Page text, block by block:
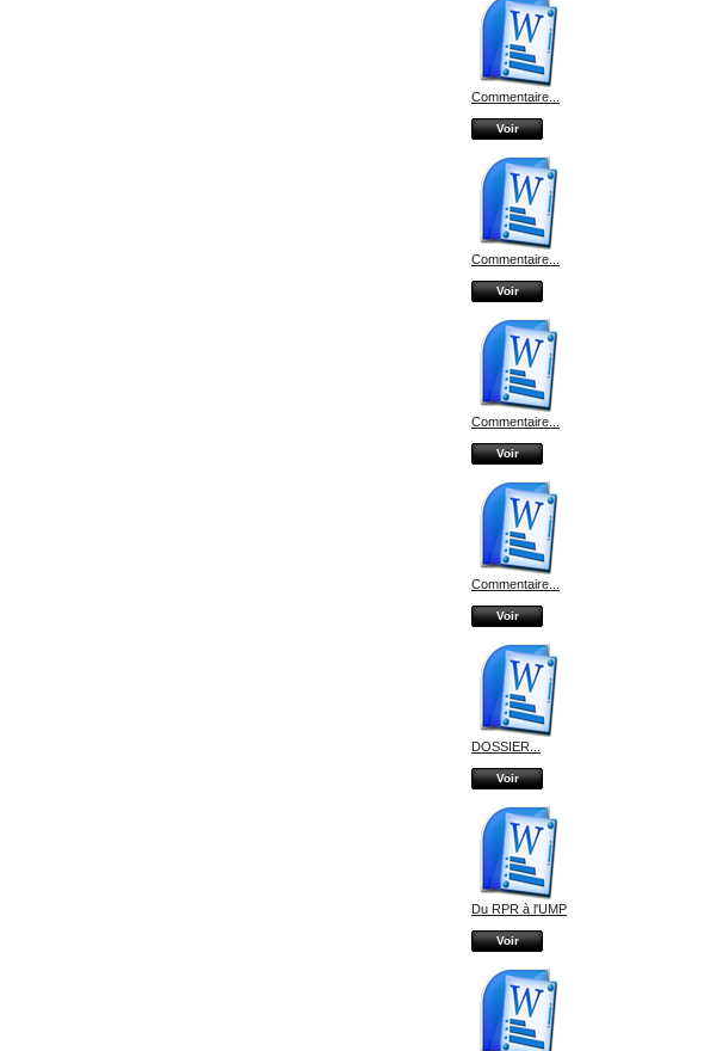
Commentaire...
Voir
Commentaire...
Voir
Commentaire...
Voir
Commentaire...
Voir
DOSSIER...
Voir
Du RPR à l'UMP
Voir